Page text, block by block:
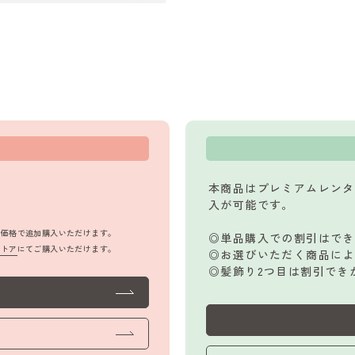
本商品はプレミアムレン
入が可能です。
◎単品購入での割引はで
◎お選びいただく商品に
◎髪飾り2つ目は割引でき
格で追加購入いただけます。
ア にてご購入いただけます。